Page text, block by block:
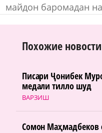
майдон баромадан
Похожие новости
ВАРЗИШ
Писари Ҷонибек
медали тилло шуд
Сомон